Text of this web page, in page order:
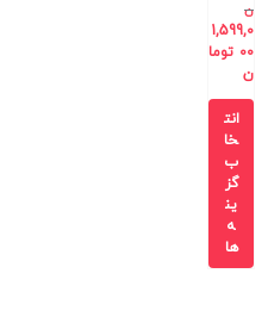
ن
1,599,0
00 توما
ن
انت
خا
ب
گز
ین
ه
ها